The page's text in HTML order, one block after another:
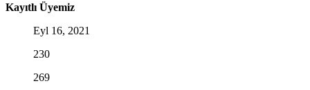
Kayıtlı Üyemiz
Eyl 16, 2021
230
269